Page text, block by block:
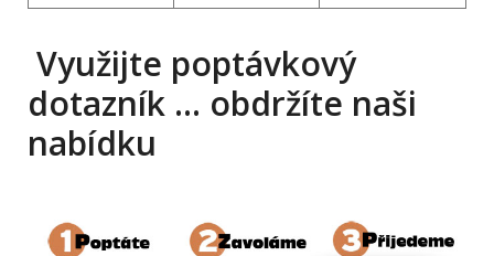
Využijte poptávkový
dotazník … obdržíte naši
nabídku